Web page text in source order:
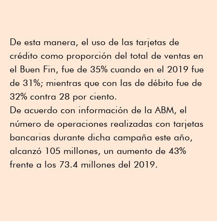
De esta manera, el uso de las tarjetas de
crédito como proporción del total de ventas en
el Buen Fin, fue de 35% cuando en el 2019 fue
de 31%; mientras que con las de débito fue de
32% contra 28 por ciento.
De acuerdo con información de la ABM, el
número de operaciones realizadas con tarjetas
bancarias durante dicha campaña este año,
alcanzó 105 millones, un aumento de 43%
frente a los 73.4 millones del 2019.